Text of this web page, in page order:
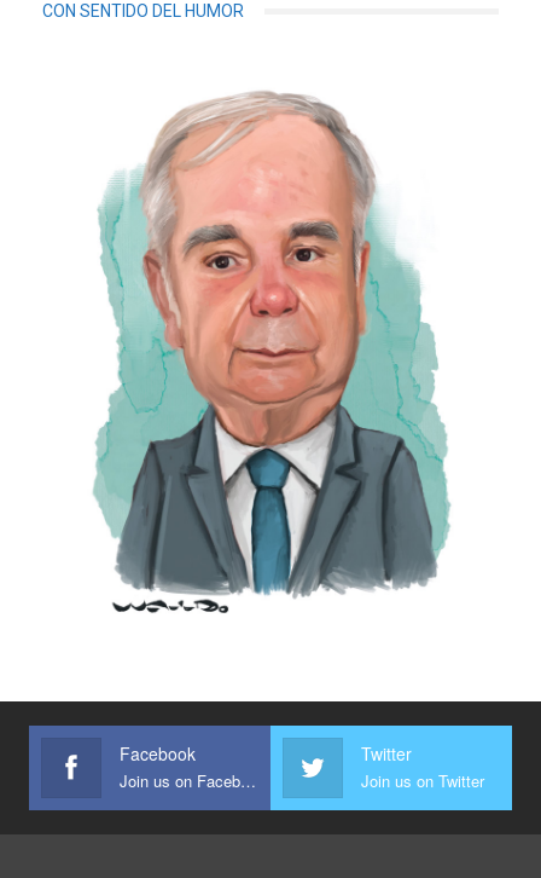
CON SENTIDO DEL HUMOR
Facebook
Join us on Facebook
Twitter
Join us on Twitter